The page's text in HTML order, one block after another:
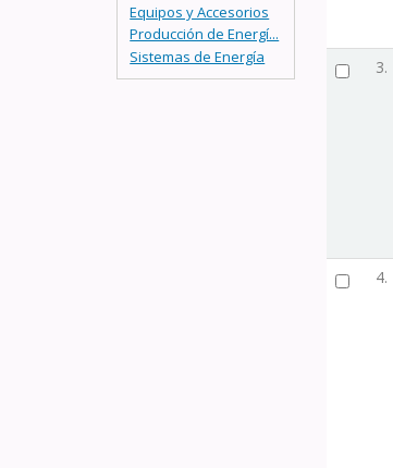
Equipos y Accesorios
Producción de Energí...
Sistemas de Energía
3.
4.